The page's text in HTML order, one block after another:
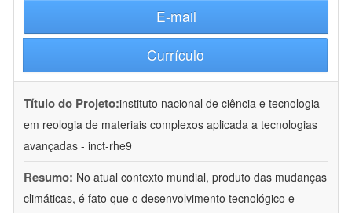
E-mail
Currículo
Título do Projeto:instituto nacional de ciência e tecnologia
em reologia de materiais complexos aplicada a tecnologias
avançadas - inct-rhe9
Resumo: No atual contexto mundial, produto das mudanças
climáticas, é fato que o desenvolvimento tecnológico e